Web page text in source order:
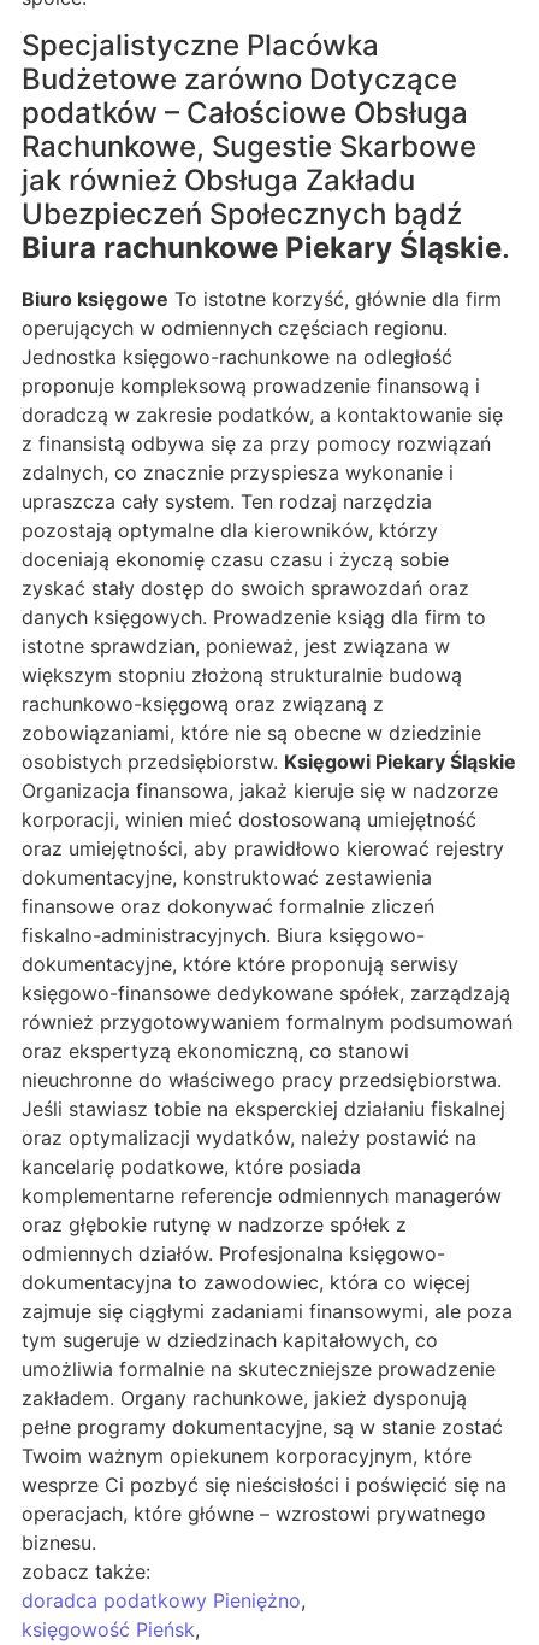
Specjalistyczne Placówka
Budżetowe zarówno Dotyczące
podatków – Całościowe Obsługa
Rachunkowe, Sugestie Skarbowe
jak również Obsługa Zakładu
Ubezpieczeń Społecznych bądź
Biura rachunkowe Piekary Śląskie.
Biuro księgowe To istotne korzyść, głównie dla firm
operujących w odmiennych częściach regionu.
Jednostka księgowo-rachunkowe na odległość
proponuje kompleksową prowadzenie finansową i
doradczą w zakresie podatków, a kontaktowanie się
z finansistą odbywa się za przy pomocy rozwiązań
zdalnych, co znacznie przyspiesza wykonanie i
upraszcza cały system. Ten rodzaj narzędzia
pozostają optymalne dla kierowników, którzy
doceniają ekonomię czasu czasu i życzą sobie
zyskać stały dostęp do swoich sprawozdań oraz
danych księgowych. Prowadzenie ksiąg dla firm to
istotne sprawdzian, ponieważ, jest związana w
większym stopniu złożoną strukturalnie budową
rachunkowo-księgową oraz związaną z
zobowiązaniami, które nie są obecne w dziedzinie
osobistych przedsiębiorstw. Księgowi Piekary Śląskie
Organizacja finansowa, jakaż kieruje się w nadzorze
korporacji, winien mieć dostosowaną umiejętność
oraz umiejętności, aby prawidłowo kierować rejestry
dokumentacyjne, konstruktować zestawienia
finansowe oraz dokonywać formalnie zliczeń
fiskalno-administracyjnych. Biura księgowo-
dokumentacyjne, które które proponują serwisy
księgowo-finansowe dedykowane spółek, zarządzają
również przygotowywaniem formalnym podsumowań
oraz ekspertyzą ekonomiczną, co stanowi
nieuchronne do właściwego pracy przedsiębiorstwa.
Jeśli stawiasz tobie na eksperckiej działaniu fiskalnej
oraz optymalizacji wydatków, należy postawić na
kancelarię podatkowe, które posiada
komplementarne referencje odmiennych managerów
oraz głębokie rutynę w nadzorze spółek z
odmiennych działów. Profesjonalna księgowo-
dokumentacyjna to zawodowiec, która co więcej
zajmuje się ciągłymi zadaniami finansowymi, ale poza
tym sugeruje w dziedzinach kapitałowych, co
umożliwia formalnie na skuteczniejsze prowadzenie
zakładem. Organy rachunkowe, jakież dysponują
pełne programy dokumentacyjne, są w stanie zostać
Twoim ważnym opiekunem korporacyjnym, które
wesprze Ci pozbyć się nieścisłości i poświęcić się na
operacjach, które główne – wzrostowi prywatnego
biznesu.
zobacz także:
doradca podatkowy Pieniężno,
księgowość Pieńsk,